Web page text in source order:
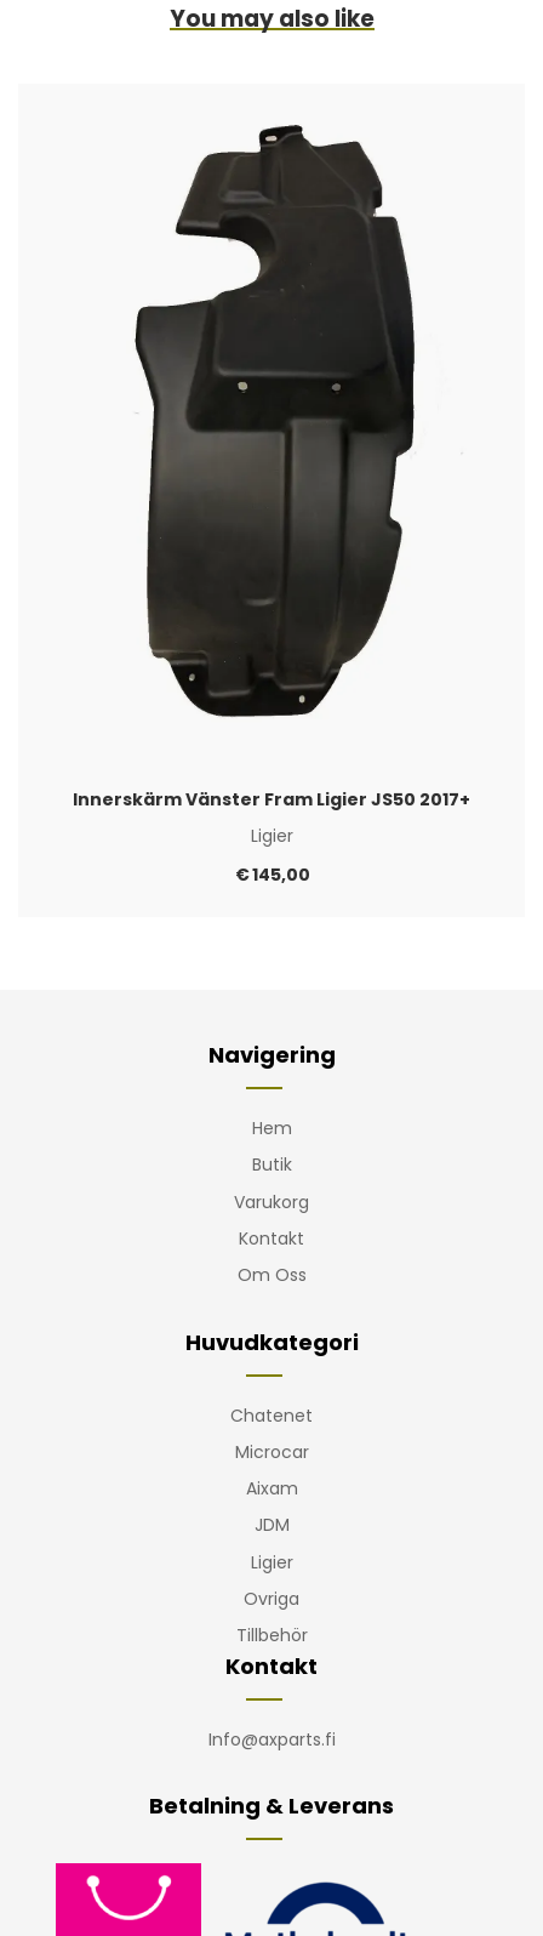
You may also like
Innerskärm Vänster Fram Ligier JS50 2017+
Ligier
€145,00
Navigering
Hem
Butik
Varukorg
Kontakt
Om Oss
Huvudkategori
Chatenet
Microcar
Aixam
JDM
Ligier
Ovriga
Tillbehör
Kontakt
Info@axparts.fi
Betalning & Leverans